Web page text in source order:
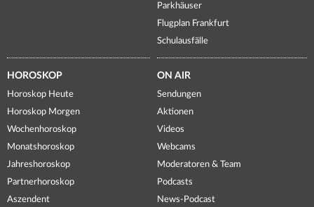
Parkhäuser
Flugplan Frankfurt
Schulausfälle
HOROSKOP
Horoskop Heute
Horoskop Morgen
Wochenhoroskop
Monatshoroskop
Jahreshoroskop
Partnerhoroskop
Aszendent
ON AIR
Sendungen
Aktionen
Videos
Webcams
Moderatoren & Team
Podcasts
News-Podcast